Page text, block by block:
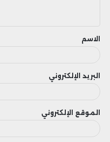
ق
الاسم
البريد الإلكتروني
الموقع الإلكتروني